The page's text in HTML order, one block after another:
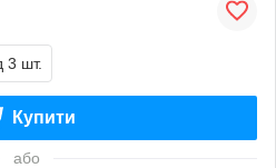
3 шт.
Купити
або